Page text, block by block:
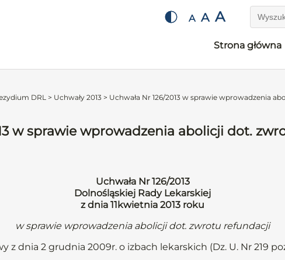
A A A
Strona główna
DRL > Uchwały 2013 > Uchwała Nr 126/2013 w sprawie wprowadzenia
w sprawie wprowadzenia abolicji dot.
Uchwała Nr 126/2013
Dolnośląskiej Rady Lekarskiej
z dnia 11kwietnia 2013 roku
w sprawie wprowadzenia abolicji dot. zwrotu refundacji
z dnia 2 grudnia 2009r. o izbach lekarskich (Dz. U. Nr 219